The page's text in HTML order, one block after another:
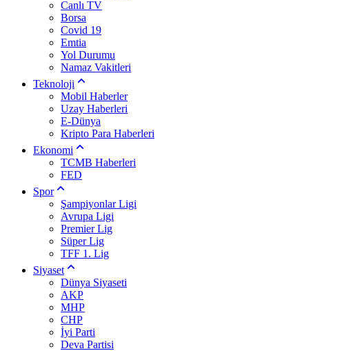
Canlı TV
Borsa
Covid 19
Emtia
Yol Durumu
Namaz Vakitleri
Teknoloji
Mobil Haberler
Uzay Haberleri
E-Dünya
Kripto Para Haberleri
Ekonomi
TCMB Haberleri
FED
Spor
Şampiyonlar Ligi
Avrupa Ligi
Premier Lig
Süper Lig
TFF 1. Lig
Siyaset
Dünya Siyaseti
AKP
MHP
CHP
İyi Parti
Deva Partisi